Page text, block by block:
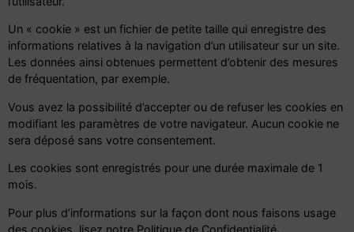
Un « cookie » est un fichier de petite taille qui enregistre des
informations relatives à la navigation d’un utilisateur sur un site.
Les données ainsi obtenues permettent d’obtenir des mesures
de fréquentation, par exemple.
Vous avez la possibilité d’accepter ou de refuser les cookies en
modifiant les paramètres de votre navigateur. Aucun cookie ne
sera déposé sans votre consentement.
Les cookies sont enregistrés pour une durée maximale de 1
mois.
Pour plus d’informations sur la façon dont nous faisons usage
des cookies, lisez notre Politique de Confidentialité.